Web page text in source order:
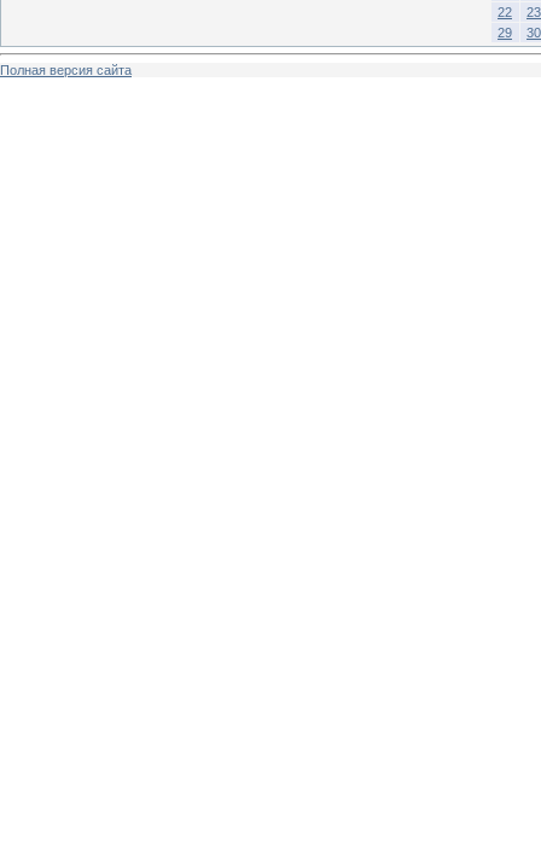
22
23
29
30
Полная версия сайта